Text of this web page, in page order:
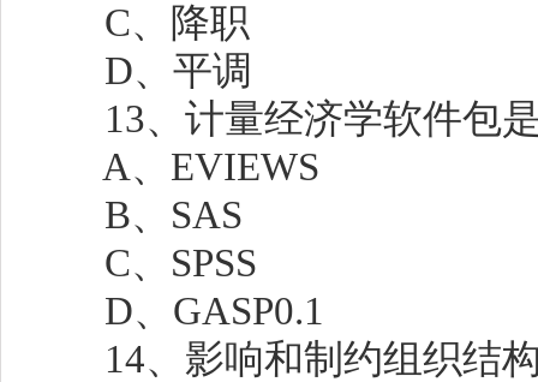
C、降职
D、平调
13、计量经济学软件包
A、EVIEWS
B、SAS
C、SPSS
D、GASP0.1
14、影响和制约组织结构